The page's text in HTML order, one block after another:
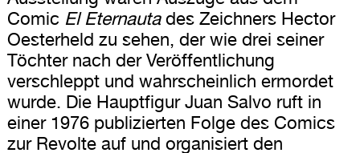
Comic El Eternautades Zeichners Hector
Oesterheld zu sehen, der wie drei seiner
Töchter nach der Veröffentlichung
verschleppt und wahrscheinlich ermordet
wurde. Die Hauptfigur Juan Salvo ruft in
einer 1976 publizierten Folge des Comics
zur Revolte auf und organisiert den